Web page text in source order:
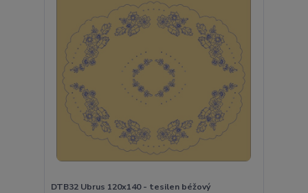
DTB32 Ubrus 120x140 - tesilen béžový